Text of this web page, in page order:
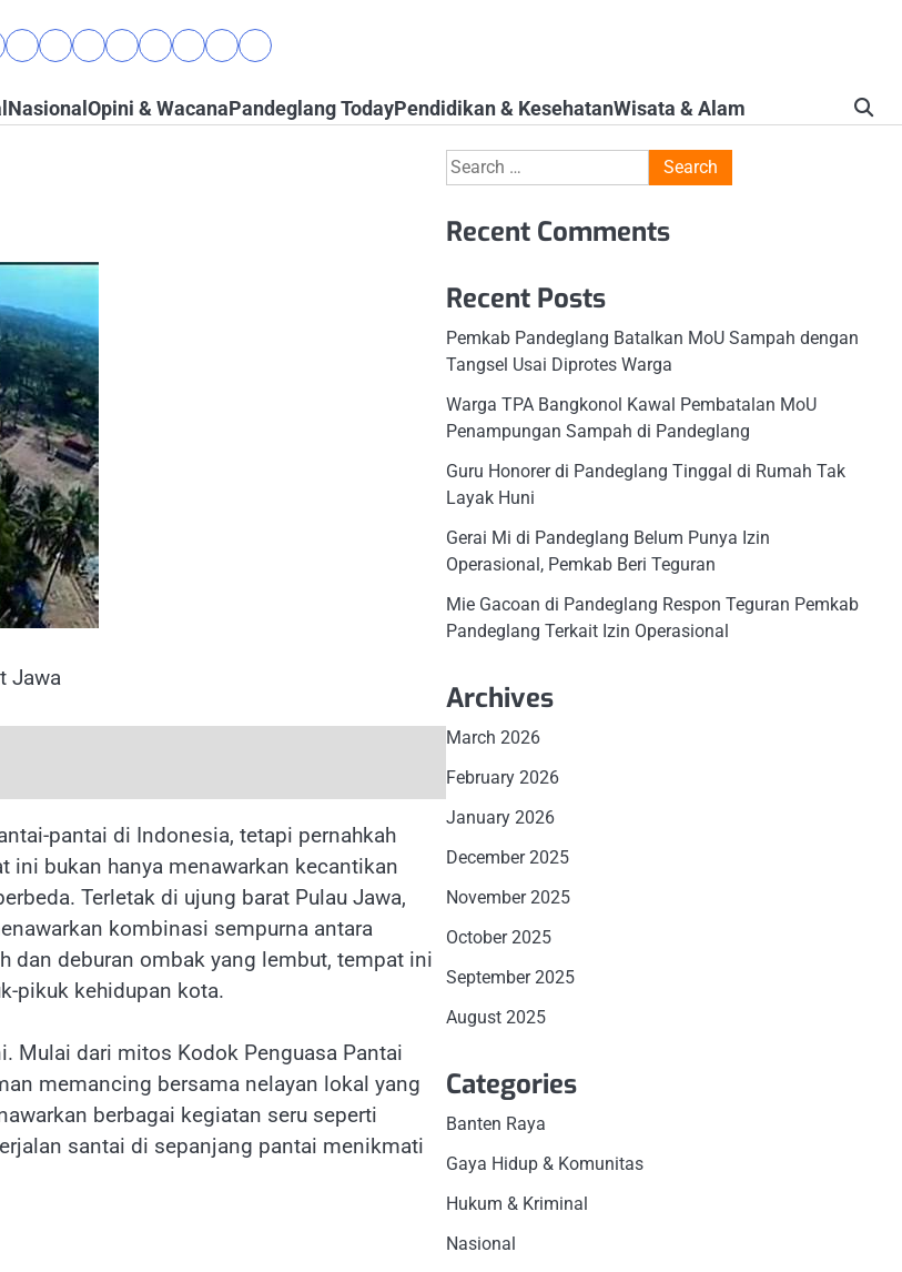
BantenGaya
Komunitas
Hukum
Kriminal
Nasional
Opini
PandeglangPendidikan
Kesehatan
Wisata
Alam
NasionalOpini & WacanaPandeglang TodayPendidikan & KesehatanWisata & Alam
Jawa
pantai di Indonesia, tetapi pernahkah
ini bukan hanya menawarkan kecantikan
Terletak di ujung barat Pulau Jawa,
kombinasi sempurna antara
dan deburan ombak yang lembut, tempat ini
pikuk kehidupan kota.
Mulai dari mitos Kodok Penguasa Pantai
memancing bersama nelayan lokal yang
berbagai kegiatan seru seperti
santai di sepanjang pantai menikmati
Search
for:
Recent Comments
Recent Posts
Pemkab Pandeglang Batalkan MoU Sampah dengan
Tangsel Usai Diprotes Warga
Warga TPA Bangkonol Kawal Pembatalan MoU
Penampungan Sampah di Pandeglang
Guru Honorer di Pandeglang Tinggal di Rumah Tak
Layak Huni
Gerai Mi di Pandeglang Belum Punya Izin
Operasional, Pemkab Beri Teguran
Mie Gacoan di Pandeglang Respon Teguran Pemkab
Pandeglang Terkait Izin Operasional
Archives
March 2026
February 2026
January 2026
December 2025
November 2025
October 2025
September 2025
August 2025
Categories
Banten Raya
Gaya Hidup & Komunitas
Hukum & Kriminal
Nasional